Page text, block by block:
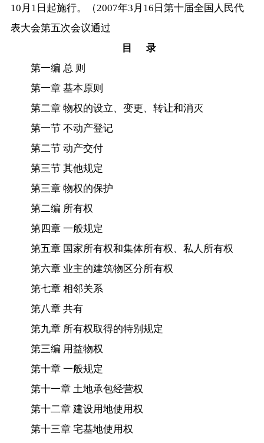
10月1日起施行。（2007年3月16日第十届全国人民代
表大会第五次会议通过
目 录
第一编 总 则
第一章 基本原则
第二章 物权的设立、变更、转让和消灭
第一节 不动产登记
第二节 动产交付
第三节 其他规定
第三章 物权的保护
第二编 所有权
第四章 一般规定
第五章 国家所有权和集体所有权、私人所有权
第六章 业主的建筑物区分所有权
第七章 相邻关系
第八章 共有
第九章 所有权取得的特别规定
第三编 用益物权
第十章 一般规定
第十一章 土地承包经营权
第十二章 建设用地使用权
第十三章 宅基地使用权